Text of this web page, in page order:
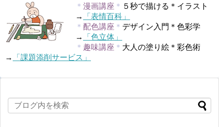
＊ 漫画講座 ＊ ５秒で描ける＊イラスト
→
「表情百科」
＊ 配色講座 ＊ デザイン入門＊色彩学
→
「色立体」
＊ 趣味講座 ＊ 大人の塗り絵＊彩色術
→
「課題添削サービス」